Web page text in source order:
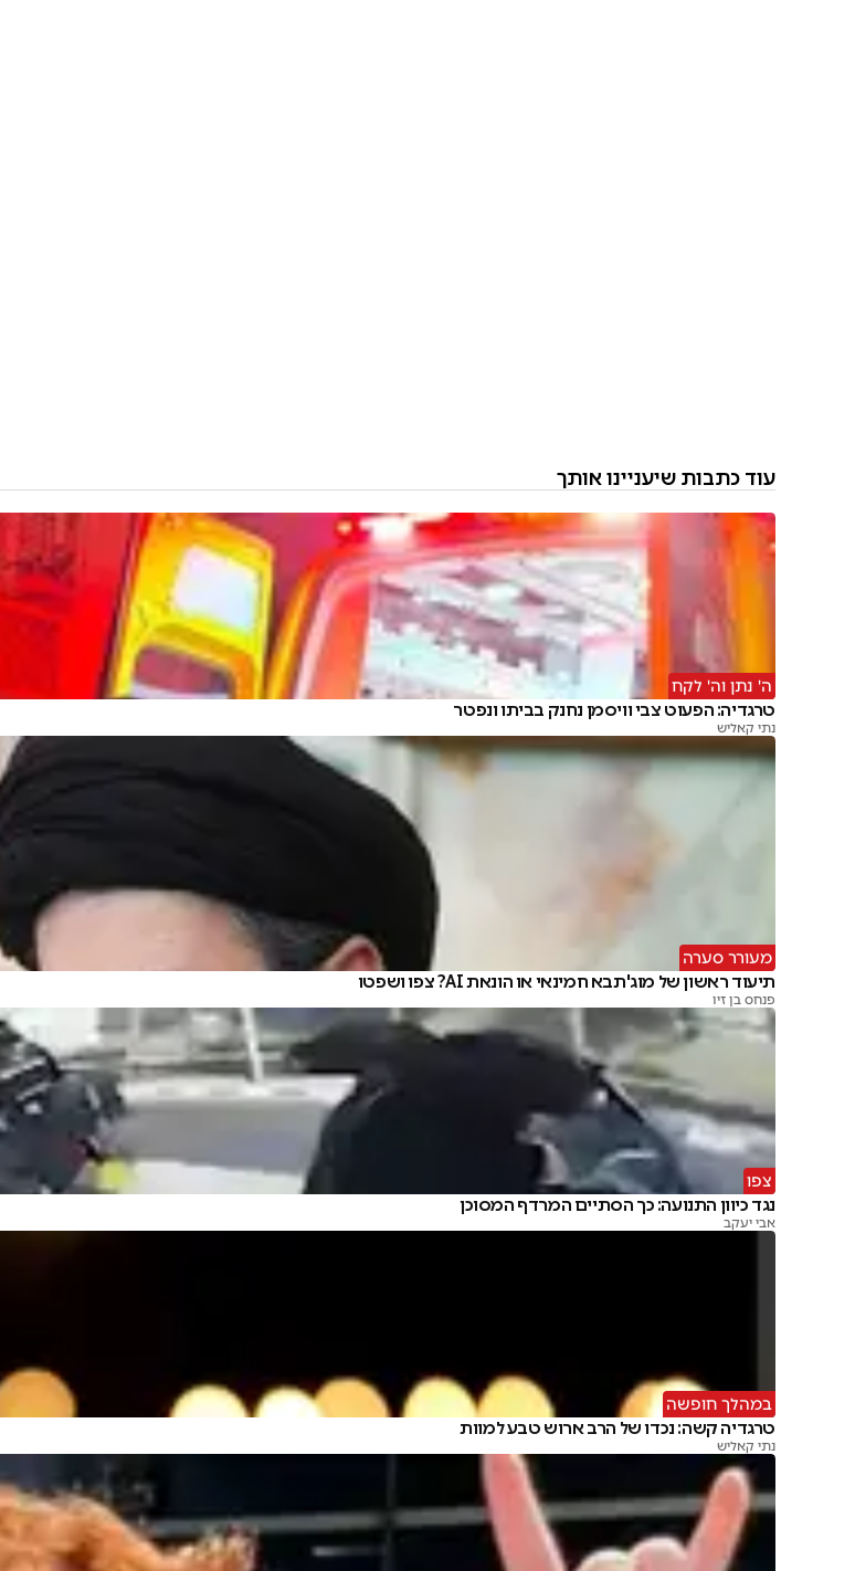
עוד כתבות שיעניינו אותך
ה' נתן וה' לקח
טרגדיה: הפעוט צבי וויסמן נחנק בביתו ונפטר
נתי קאליש
מעורר סערה
תיעוד ראשון של מוג'תבא חמינאי או הונאת AI? צפו ושפטו
פנחס בן זיו
צפו
נגד כיוון התנועה: כך הסתיים המרדף המסוכן
אבי יעקב
במהלך חופשה
טרגדיה קשה: נכדו של הרב ארוש טבע למוות
נתי קאליש